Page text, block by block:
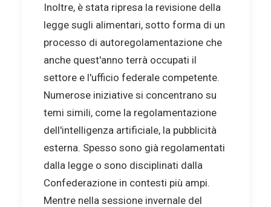
Inoltre, è stata ripresa la revisione della
legge sugli alimentari, sotto forma di un
processo di autoregolamentazione che
anche quest'anno terrà occupati il
settore e l'ufficio federale competente.
Numerose iniziative si concentrano su
temi simili, come la regolamentazione
dell'intelligenza artificiale, la pubblicità
esterna. Spesso sono già regolamentati
dalla legge o sono disciplinati dalla
Confederazione in contesti più ampi.
Mentre nella sessione invernale del